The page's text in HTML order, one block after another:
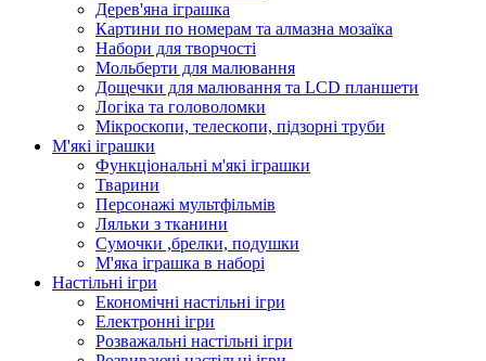
Дерев'яна іграшка
Картини по номерам та алмазна мозаїка
Набори для творчості
Мольберти для малювання
Дощечки для малювання та LCD планшети
Логіка та головоломки
Мікроскопи, телескопи, підзорні труби
М'які іграшки
Функціональні м'які іграшки
Тварини
Персонажі мультфільмів
Ляльки з тканини
Сумочки ,брелки, подушки
М'яка іграшка в наборі
Настільні ігри
Економічні настільні ігри
Електронні ігри
Розважальні настільні ігри